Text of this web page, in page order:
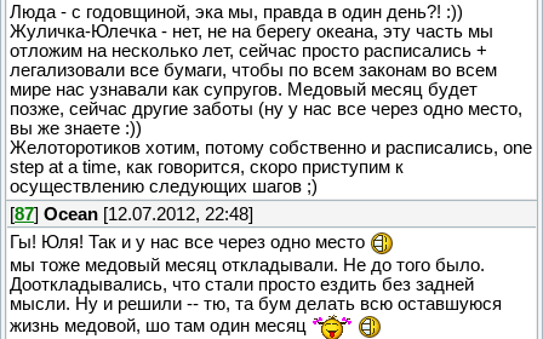
Люда - с годовщиной, эка мы, правда в один день?! :))
Жуличка-Юлечка - нет, не на берегу океана, эту часть мы
отложим на несколько лет, сейчас просто расписались +
легализовали все бумаги, чтобы по всем законам во всем
мире нас узнавали как супругов. Медовый месяц будет
позже, сейчас другие заботы (ну у нас все через одно место,
вы же знаете :))
Желоторотиков хотим, потому собственно и расписались, one
step at a time, как говорится, скоро приступим к
осуществлению следующих шагов ;)
[87] Ocean [12.07.2012, 22:48]
Гы! Юля! Так и у нас все через одно место
мы тоже медовый месяц откладывали. Не до того было.
Дооткладывались, что стали просто ездить без задней
мысли. Ну и решили -- тю, та бум делать всю оставшуюся
жизнь медовой, шо там один месяц